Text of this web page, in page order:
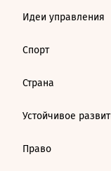
Идеи управления
Спорт
Страна
Устойчивое
Право